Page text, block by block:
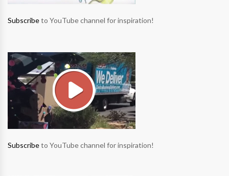
Subscribeto YouTube channel for inspiration!
Subscribeto YouTube channel for inspiration!